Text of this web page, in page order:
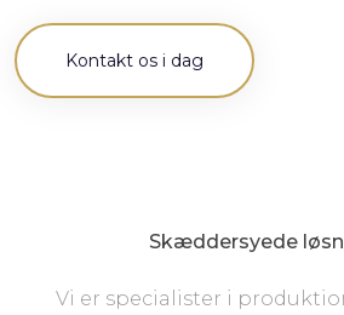
Kontakt os i dag
​Skæddersyede
Vi er specialister i